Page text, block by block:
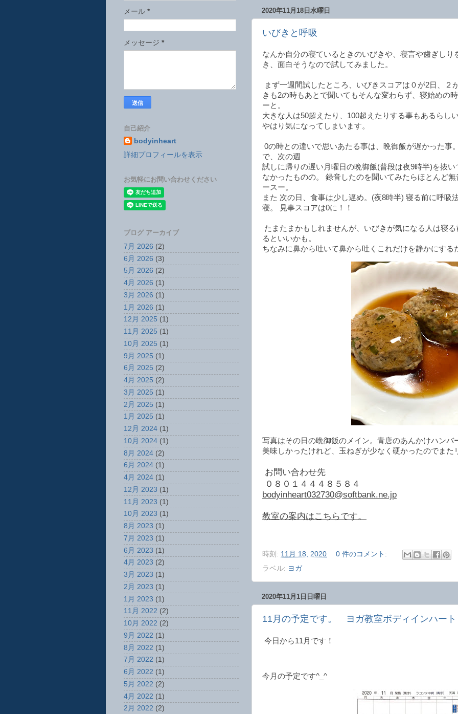
2020年11月18日水曜日
いびきと呼吸
なんか自分の寝ているときのいびきや、寝言や歯ぎしり
き、面白そうなので試してみました。
まず一週間試したところ、いびきスコアは０が2日、２
きも2の時もあとで聞いてもそんな変わらず、寝始めの
ーと。
大きな人は50超えたり、100超えたりする事もあるらし
やはり気になってしまいます。
0の時との違いで思いあたる事は、晩御飯が遅かった事
で、次の週
試しに帰りの遅い月曜日の晩御飯(普段は夜9時半)を抜
なかったものの。 録音したのを聞いてみたらほとんど
ースー。
また 次の日、食事は少し遅め。(夜8時半) 寝る前に呼吸
寝。 見事スコアは0に！！
たまたまかもしれませんが、いびきが気になる人は寝
るといいかも。
ちなみに鼻から吐いて鼻から吐くこれだけを静かにする
写真はその日の晩御飯のメイン。青唐のあんかけハンバ
美味しかったけれど、玉ねぎが少なく硬かったのでまた
お問い合わせ先
０８０１４４４８５８４
bodyinheart032730@softbank.ne.jp
教室の案内はこちらです。
時刻: 11月 18, 2020
0 件のコメント:
ラベル: ヨガ
2020年11月1日日曜日
11月の予定です。 ヨガ教室ボディインハート
今日から11月です！
今月の予定です^_^
メール *
メッセージ *
自己紹介
bodyinheart
詳細プロフィールを表示
お気軽にお問い合わせください
ブログ アーカイブ
7月 2026 (2)
6月 2026 (3)
5月 2026 (2)
4月 2026 (1)
3月 2026 (1)
1月 2026 (1)
12月 2025 (1)
11月 2025 (1)
10月 2025 (1)
9月 2025 (1)
6月 2025 (2)
4月 2025 (2)
3月 2025 (1)
2月 2025 (1)
1月 2025 (1)
12月 2024 (1)
10月 2024 (1)
8月 2024 (2)
6月 2024 (1)
4月 2024 (1)
12月 2023 (1)
11月 2023 (1)
10月 2023 (1)
8月 2023 (1)
7月 2023 (1)
6月 2023 (1)
4月 2023 (2)
3月 2023 (1)
2月 2023 (1)
1月 2023 (1)
11月 2022 (2)
10月 2022 (2)
9月 2022 (1)
8月 2022 (1)
7月 2022 (1)
6月 2022 (1)
5月 2022 (2)
4月 2022 (1)
2月 2022 (2)